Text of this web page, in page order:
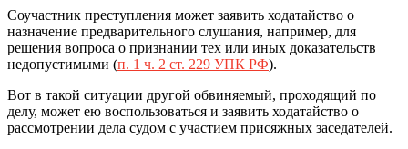
Соучастник преступления может заявить ходатайство о
назначение предварительного слушания, например, для
решения вопроса о признании тех или иных доказательств
недопустимыми (п. 1 ч. 2 ст. 229 УПК РФ).
Вот в такой ситуации другой обвиняемый, проходящий по
делу, может ею воспользоваться и заявить ходатайство о
рассмотрении дела судом с участием присяжных заседателей.